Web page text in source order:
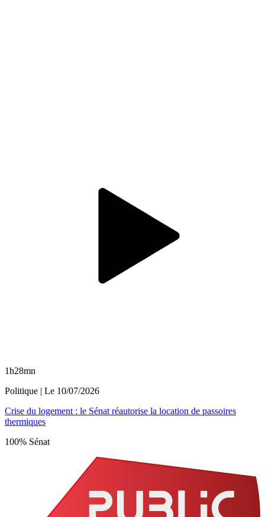
1h28mn
Politique | Le 10/07/2026
Crise du logement : le Sénat réautorise la location de passoires
thermiques
100% Sénat